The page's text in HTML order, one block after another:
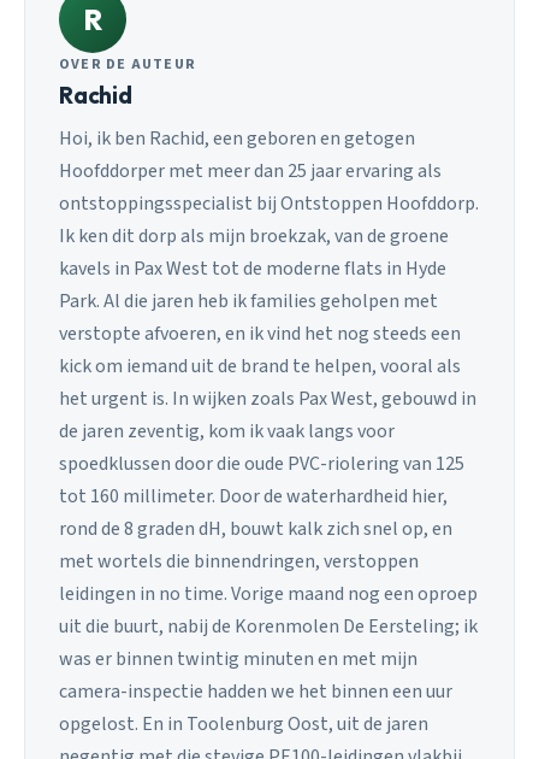
R
OVER DE AUTEUR
Rachid
Hoi, ik ben Rachid, een geboren en getogen
Hoofddorper met meer dan 25 jaar ervaring als
ontstoppingsspecialist bij Ontstoppen Hoofddorp.
Ik ken dit dorp als mijn broekzak, van de groene
kavels in Pax West tot de moderne flats in Hyde
Park. Al die jaren heb ik families geholpen met
verstopte afvoeren, en ik vind het nog steeds een
kick om iemand uit de brand te helpen, vooral als
het urgent is. In wijken zoals Pax West, gebouwd in
de jaren zeventig, kom ik vaak langs voor
spoedklussen door die oude PVC-riolering van 125
tot 160 millimeter. Door de waterhardheid hier,
rond de 8 graden dH, bouwt kalk zich snel op, en
met wortels die binnendringen, verstoppen
leidingen in no time. Vorige maand nog een oproep
uit die buurt, nabij de Korenmolen De Eersteling; ik
was er binnen twintig minuten en met mijn
camera-inspectie hadden we het binnen een uur
opgelost. En in Toolenburg Oost, uit de jaren